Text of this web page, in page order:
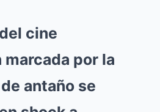
cine
por la
antaño se